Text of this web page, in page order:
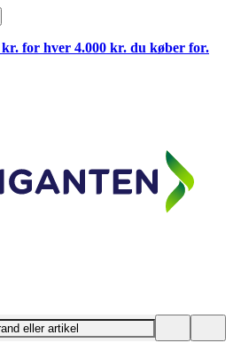
for hver 4.000 kr. du køber for.